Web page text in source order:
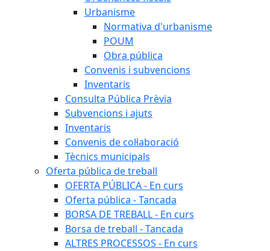
Urbanisme
Normativa d'urbanisme
POUM
Obra pública
Convenis i subvencions
Inventaris
Consulta Pública Prèvia
Subvencions i ajuts
Inventaris
Convenis de col·laboració
Tècnics municipals
Oferta pública de treball
OFERTA PÚBLICA - En curs
Oferta pública - Tancada
BORSA DE TREBALL - En curs
Borsa de treball - Tancada
ALTRES PROCESSOS - En curs